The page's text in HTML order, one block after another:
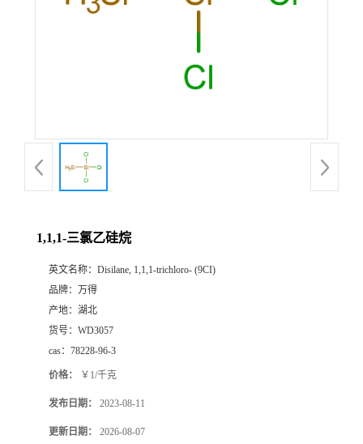
1,1,1-三氯乙硅烷
英文名称： Disilane, 1,1,1-trichloro- (9CI)
品牌： 万得
产地： 湖北
货号： WD3057
cas： 78228-96-3
价格： ￥1/千克
发布日期： 2023-08-11
更新日期： 2026-08-07